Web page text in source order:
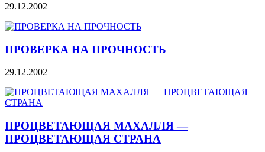
29.12.2002
ПРОВЕРКА НА ПРОЧНОСТЬ
29.12.2002
ПРОЦВЕТАЮЩАЯ МАХАЛЛЯ —
ПРОЦВЕТАЮЩАЯ СТРАНА